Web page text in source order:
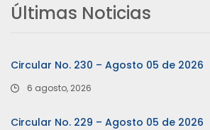
Últimas Noticias
Circular No. 230 – Agosto 05 de 2026
6 agosto, 2026
Circular No. 229 – Agosto 05 de 2026